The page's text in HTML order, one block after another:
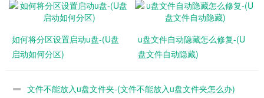
U盘的侧面有开孔，想必也是专门为了挂绳设计。
如何将分区设置启动u盘-(U盘
启动如何分区)
u盘文件自动隐藏怎么修复-(U
盘文件自动隐藏)
文件不能放入u盘文件夹-(文件不能放入u盘文件夹怎么办)